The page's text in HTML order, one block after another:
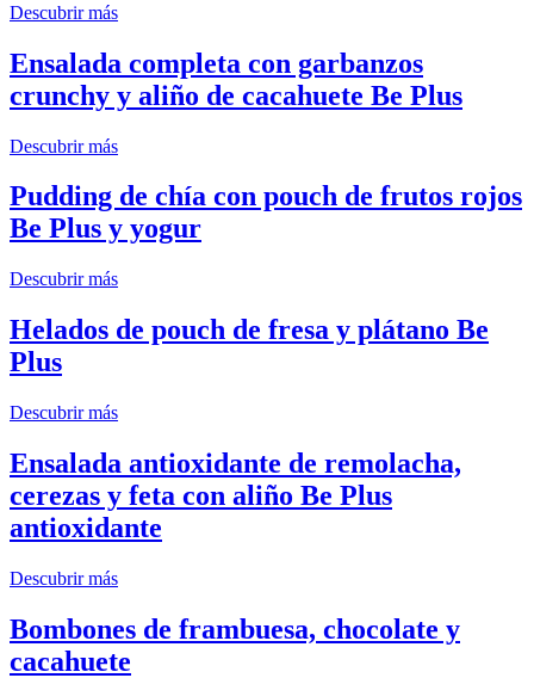
Descubrir más
Ensalada completa con garbanzos
crunchy y aliño de cacahuete Be Plus
Descubrir más
Pudding de chía con pouch de frutos rojos
Be Plus y yogur
Descubrir más
Helados de pouch de fresa y plátano Be
Plus
Descubrir más
Ensalada antioxidante de remolacha,
cerezas y feta con aliño Be Plus
antioxidante
Descubrir más
Bombones de frambuesa, chocolate y
cacahuete